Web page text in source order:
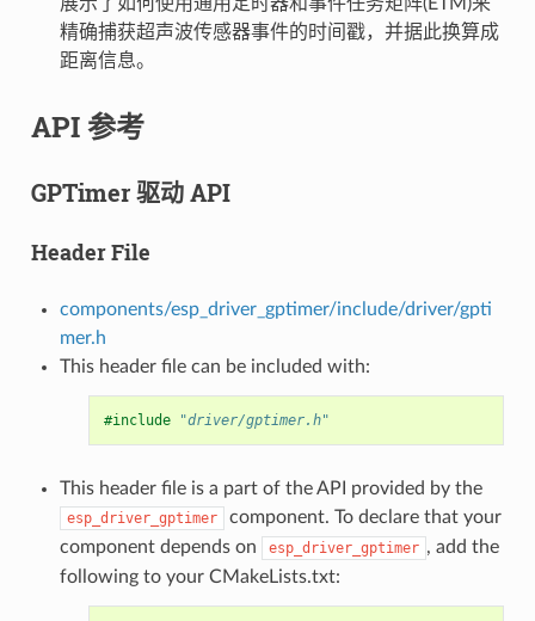
展示了如何使用通用定时器和事件任务矩阵(ETM)来
精确捕获超声波传感器事件的时间戳，并据此换算成
距离信息。
API 参考
GPTimer 驱动 API
Header File
components/esp_driver_gptimer/include/driver/gpti
mer.h
This header file can be included with:
#include "driver/gptimer.h"
This header file is a part of the API provided by the
esp_driver_gptimer
component. To declare that your
component depends on
esp_driver_gptimer , add the
following to your CMakeLists.txt: